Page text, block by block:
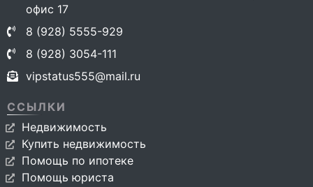
офис 17
8 (928) 5555-929
8 (928) 3054-111
vipstatus555@mail.ru
ССЫЛКИ
Недвижимость
Купить недвижимость
Помощь по ипотеке
Помощь юриста